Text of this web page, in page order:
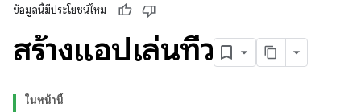
ข้อมูลนี้มีประโยชน์ไหม
สร้างแอปเล่นทีวี
ในหน้านี้